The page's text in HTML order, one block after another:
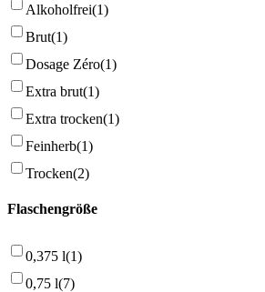
Alkoholfrei(1)
Brut(1)
Dosage Zéro(1)
Extra brut(1)
Extra trocken(1)
Feinherb(1)
Trocken(2)
Flaschengröße
0,375 l(1)
0,75 l(7)